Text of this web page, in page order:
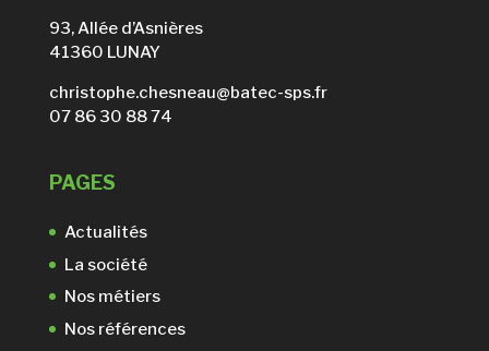
93, Allée d’Asnières
41360 LUNAY
christophe.chesneau@batec-sps.fr
07 86 30 88 74
PAGES
Actualités
La société
Nos métiers
Nos références